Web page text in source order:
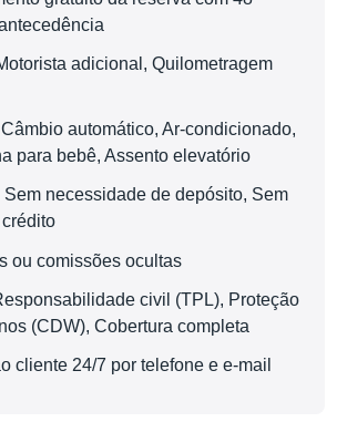
adicional, Quilometragem
automático, Ar-condicionado,
para bebê, Assento elevatório
Sem necessidade de depósito, Sem
ou comissões ocultas
civil (TPL), Proteção
(CDW), Cobertura completa
cliente 24/7 por telefone e e-mail